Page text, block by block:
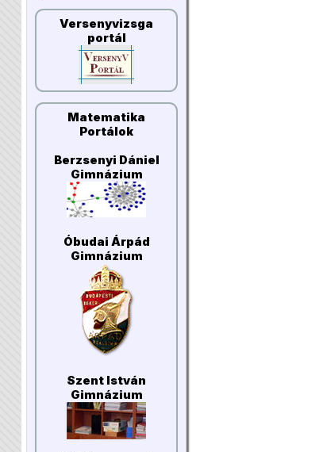
Versenyvizsga
portál
Matematika
Portálok
Berzsenyi Dániel
Gimnázium
Óbudai Árpád
Gimnázium
Szent István
Gimnázium